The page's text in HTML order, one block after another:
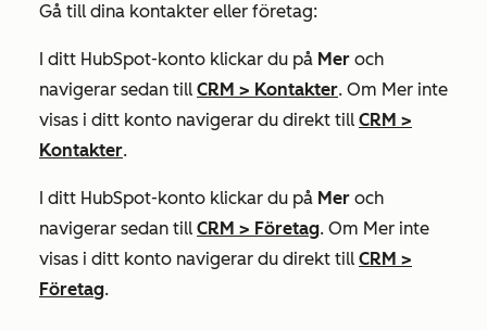
Gå till dina kontakter eller företag:
I ditt HubSpot-konto klickar du på Mer och
navigerar sedan till CRM > Kontakter. Om Mer inte
visas i ditt konto navigerar du direkt till CRM >
Kontakter.
I ditt HubSpot-konto klickar du på Mer och
navigerar sedan till CRM > Företag. Om Mer inte
visas i ditt konto navigerar du direkt till CRM >
Företag.